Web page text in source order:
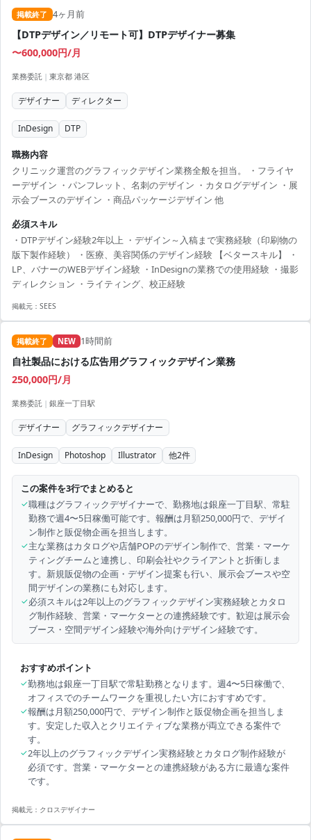
掲載終了 4ヶ月前
【DTPデザイン／リモート可】DTPデザイナー募集
〜600,000円/月
業務委託 | 東京都 港区
デザイナー ディレクター
InDesign DTP
職務内容
クリニック運営のグラフィックデザイン業務全般を担当。 ・フライヤ
ーデザイン ・パンフレット、名刺のデザイン ・カタログデザイン ・展
示会ブースのデザイン ・商品パッケージデザイン 他
必須スキル
・DTPデザイン経験2年以上 ・デザイン～入稿まで実務経験（印刷物の
版下製作経験） ・医療、美容関係のデザイン経験 【ベタースキル】 ・
LP、バナーのWEBデザイン経験 ・InDesignの業務での使用経験 ・撮影
ディレクション ・ライティング、校正経験
掲載元： SEES
掲載終了 NEW 1時間前
自社製品における広告用グラフィックデザイン業務
250,000円/月
業務委託 | 銀座一丁目駅
デザイナー グラフィックデザイナー
InDesign Photoshop Illustrator 他2件
この案件を3行でまとめると
✓職種はグラフィックデザイナーで、勤務地は銀座一丁目駅、常駐
勤務で週4〜5日稼働可能です。報酬は月額250,000円で、デザイ
ン制作と販促物企画を担当します。
✓主な業務はカタログや店舗POPのデザイン制作で、営業・マーケ
ティングチームと連携し、印刷会社やクライアントと折衝しま
す。新規販促物の企画・デザイン提案も行い、展示会ブースや空
間デザインの業務にも対応します。
✓必須スキルは2年以上のグラフィックデザイン実務経験とカタロ
グ制作経験、営業・マーケターとの連携経験です。歓迎は展示会
ブース・空間デザイン経験や海外向けデザイン経験です。
おすすめポイント
✓勤務地は銀座一丁目駅で常駐勤務となります。週4〜5日稼働で、
オフィスでのチームワークを重視したい方におすすめです。
✓報酬は月額250,000円で、デザイン制作と販促物企画を担当しま
す。安定した収入とクリエイティブな業務が両立できる案件で
す。
✓2年以上のグラフィックデザイン実務経験とカタログ制作経験が
必須です。営業・マーケターとの連携経験がある方に最適な案件
です。
掲載元： クロスデザイナー